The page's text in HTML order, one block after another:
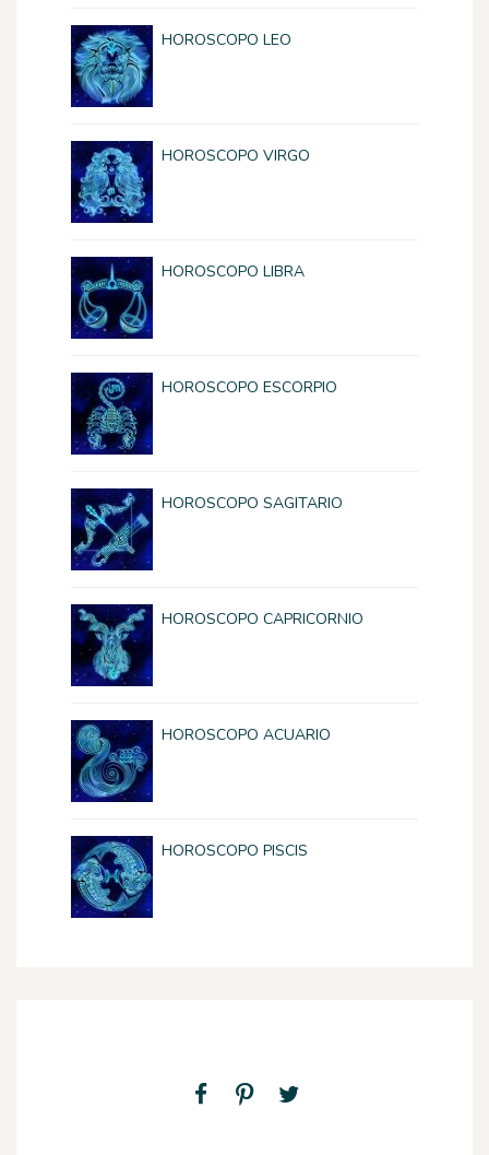
HOROSCOPO LEO
HOROSCOPO VIRGO
HOROSCOPO LIBRA
HOROSCOPO ESCORPIO
HOROSCOPO SAGITARIO
HOROSCOPO CAPRICORNIO
HOROSCOPO ACUARIO
HOROSCOPO PISCIS